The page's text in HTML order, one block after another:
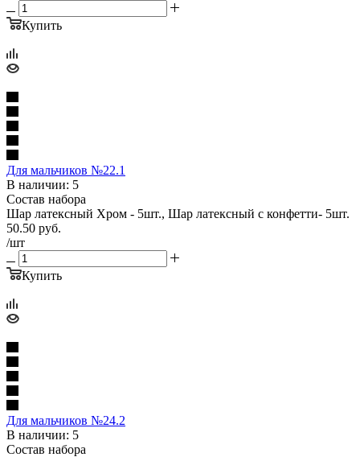
Купить
Для мальчиков №22.1
В наличии: 5
Состав набора
Шар латексный Хром - 5шт., Шар латексный с конфетти- 5шт.
50.50 руб.
/шт
Купить
Для мальчиков №24.2
В наличии: 5
Состав набора